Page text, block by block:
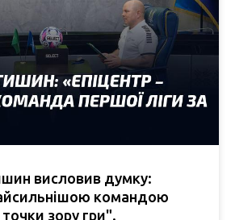
висловив думку:
командою
зору гри".